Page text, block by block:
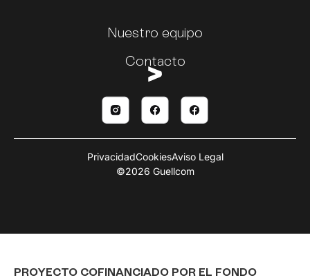
Nuestro equipo
Contacto
©2026 Guellcom
PrivacidadCookiesAviso Legal
PROYECTO COFINANCIADO POR EL FONDO